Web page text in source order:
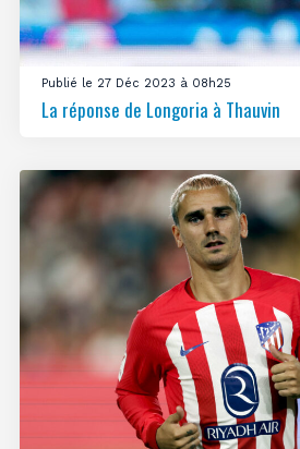
Publié le 27 Déc 2023 à 08h25
La réponse de Longoria à Thauvin